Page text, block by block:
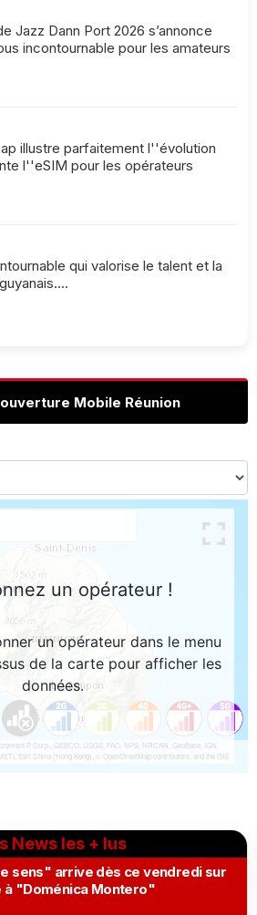
Jazz Dann Port 2026 s’annonce
incontournable pour les amateurs
illustre parfaitement l''évolution
l''eSIM pour les opérateurs
qui valorise le talent et la
Mobile Réunion
News les + lus
sens" arrive dès ce vendredi sur
à "Doménica Montero"